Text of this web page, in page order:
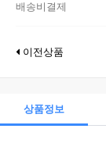
배송비결제
이전상품
상품정보